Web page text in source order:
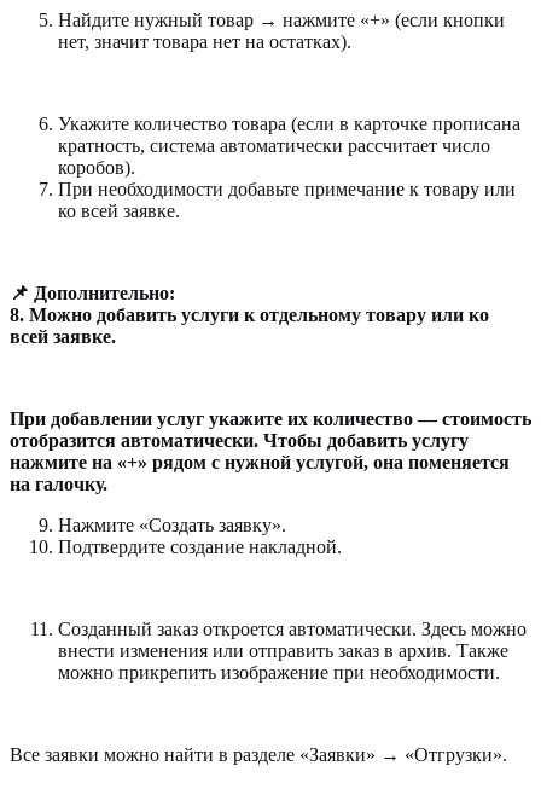
Найдите нужный товар → нажмите «+» (если кнопки
нет, значит товара нет на остатках).
Укажите количество товара (если в карточке прописана
кратность, система автоматически рассчитает число
коробов).
При необходимости добавьте примечание к товару или
ко всей заявке.
📌 Дополнительно:
8. Можно добавить услуги к отдельному товару или ко
всей заявке.
При добавлении услуг укажите их количество — стоимость
отобразится автоматически. Чтобы добавить услугу
нажмите на «+» рядом с нужной услугой, она поменяется
на галочку.
Нажмите «Создать заявку».
Подтвердите создание накладной.
Созданный заказ откроется автоматически. Здесь можно
внести изменения или отправить заказ в архив. Также
можно прикрепить изображение при необходимости.
Все заявки можно найти в разделе «Заявки» → «Отгрузки».